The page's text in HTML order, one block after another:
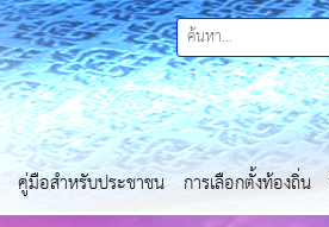
คู่มือสำหรับประชาชน การเลือกตั้งท้องถิ่น